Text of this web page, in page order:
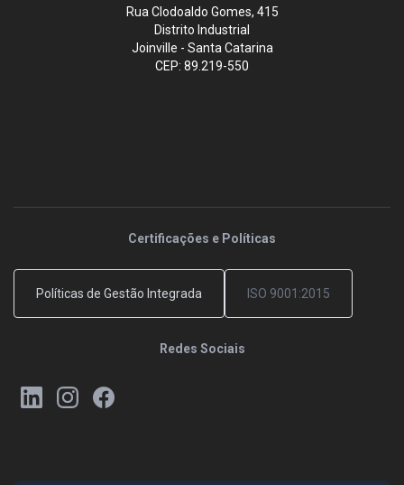
Rua Clodoaldo Gomes, 415
Distrito Industrial
Joinville - Santa Catarina
CEP: 89.219-550
Certificações e Políticas
Políticas de Gestão Integrada ISO 9001:2015
Redes Sociais